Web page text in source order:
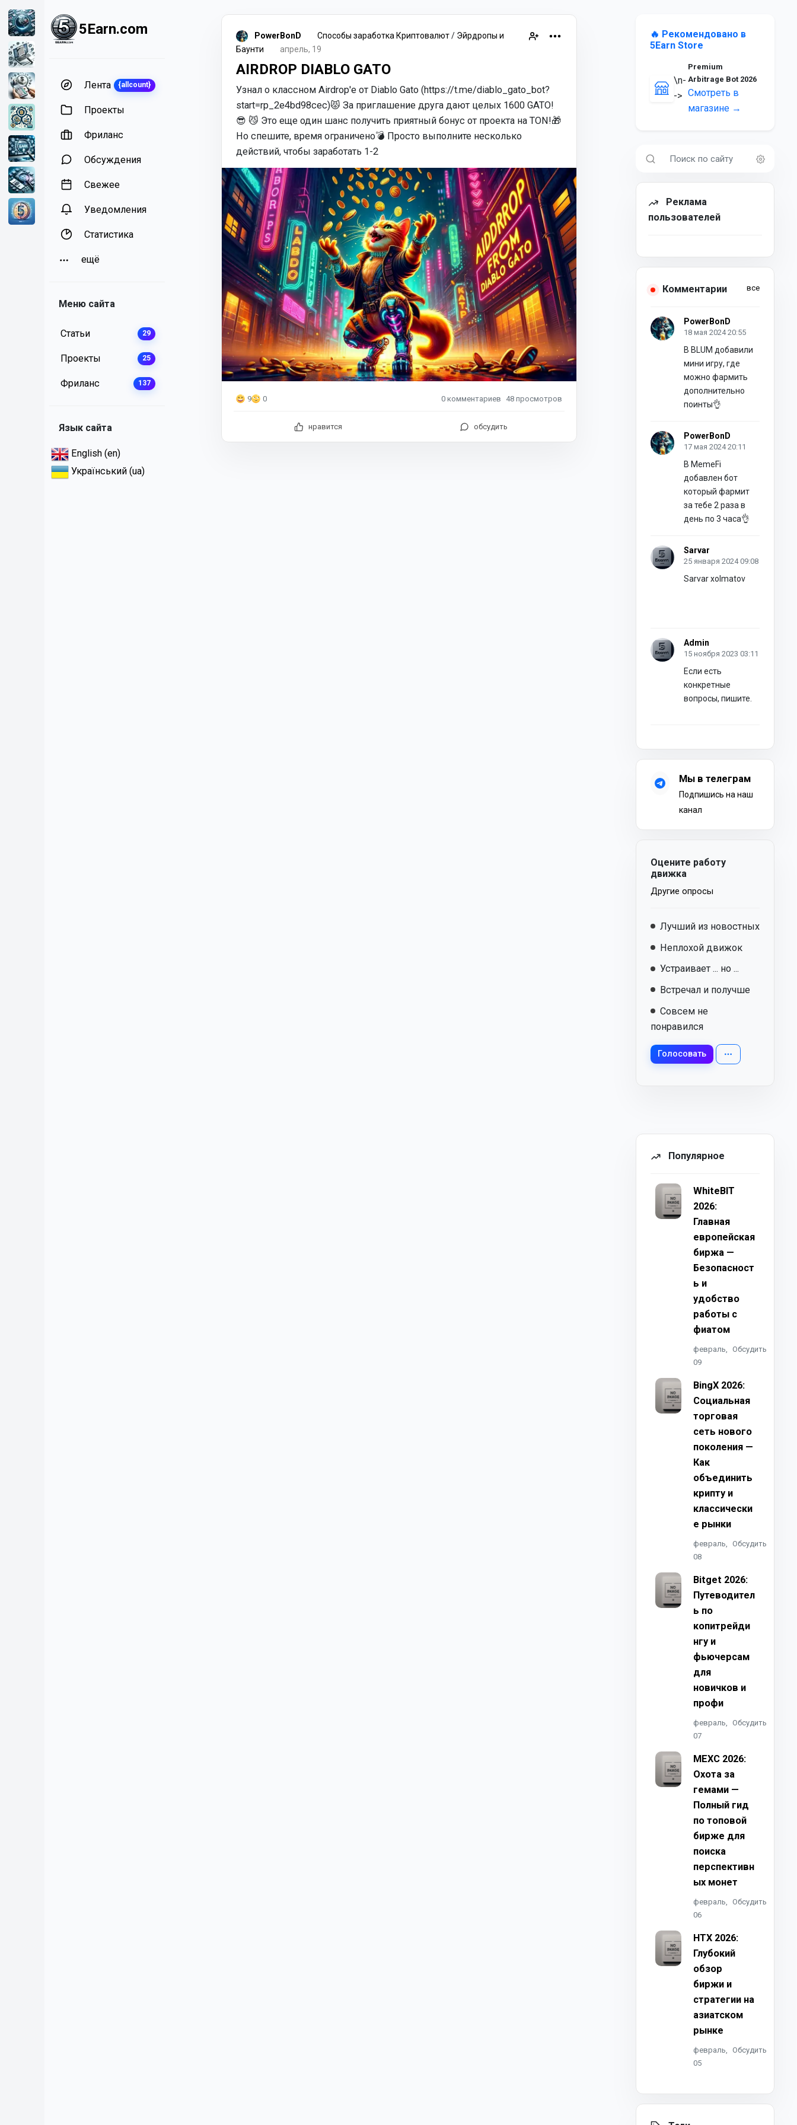
5Earn.com
Лента {allcount}
Проекты
Фриланс
Обсуждения
Свежее
Уведомления
Статистика
ещё
Меню сайта
Статьи 29
Проекты 25
Фриланс 137
Язык сайта
English (en)
Український (ua)
PowerBonD Способы заработка Криптовалют/ Эйрдропы и
Баунти
апрель, 19
AIRDROP DIABLO GATO
Узнал о классном Airdrop'е от Diablo Gato (https://t.me/diablo_gato_bot?
start=rp_2e4bd98cec)😾 За приглашение друга дают целых 1600 GATO!
😎 😼 Это еще один шанс получить приятный бонус от проекта на TON!🎁
Но спешите, время ограничено💣 Просто выполните несколько
действий, чтобы заработать 1-2
9 0 0 комментариев 48 просмотров
нравится обсудить
🔥 Рекомендовано в
5Earn Store
\n-
->
Premium
Arbitrage Bot 2026
Смотреть в
магазине →
Реклама
пользователей
Комментарии все
PowerBonD
18 мая 2024 20:55
В BLUM добавили
мини игру, где
можно фармить
дополнительно
поинты👌
PowerBonD
17 мая 2024 20:11
В MemeFi
добавлен бот
который фармит
за тебе 2 раза в
день по 3 часа👌
Sarvar
25 января 2024 09:08
Sarvar xolmatov
Admin
15 ноября 2023 03:11
Если есть
конкретные
вопросы, пишите.
Мы в телеграм
Подпишись на наш
канал
Оцените работу
движка
Другие опросы
Лучший из новостных
Неплохой движок
Устраивает ... но ...
Встречал и получше
Совсем не
понравился
Голосовать
Популярное
WhiteBIT
2026:
Главная
европейская
биржа —
Безопасност
ь и
удобство
работы с
фиатом
февраль,
09
Обсудить
BingX 2026:
Социальная
торговая
сеть нового
поколения —
Как
объединить
крипту и
классически
е рынки
февраль,
08
Обсудить
Bitget 2026:
Путеводител
ь по
копитрейди
нгу и
фьючерсам
для
новичков и
профи
февраль,
07
Обсудить
MEXC 2026:
Охота за
гемами —
Полный гид
по топовой
бирже для
поиска
перспективн
ых монет
февраль,
06
Обсудить
HTX 2026:
Глубокий
обзор
биржи и
стратегии на
азиатском
рынке
февраль,
05
Обсудить